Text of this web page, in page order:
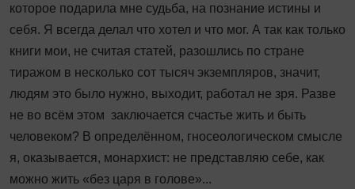
которое подарила мне судьба, на познание истины и
себя. Я всегда делал что хотел и что мог. А так как только
книги мои, не считая статей, разошлись по стране
тиражом в несколько сот тысяч экземпляров, значит,
людям это было нужно, выходит, работал не зря. Разве
не во всём этом заключается счастье жить и быть
человеком? В определённом, гносеологическом смысле
я, оказывается, монархист: не представляю себе, как
можно жить «без царя в голове»...